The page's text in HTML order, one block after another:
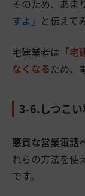
そのため、あま
すよ」 と伝えて
宅建業者は 「
なくなるため、
3-6.しつこ
悪質な営業電話
れらの方法を使
です。